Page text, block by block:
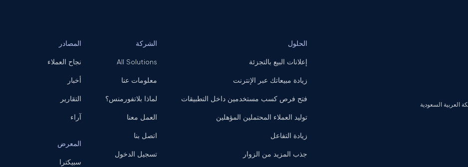
الحلول
إعلانات البيع بالتجزئة
زيادة مبيعاتك عبر الإنترنت
فتح فرص كسب مستخدمين داخل التطبيقات
توليد العملاء المحتملين المؤهلين
زيادة التفاعل
جذب المزيد من الزوار
الشركة
All Solutions
معلومات عنا
لماذا بلاتفورمنس؟
العمل معنا
اتصل بنا
تسجيل الدخول
المصادر
نجاح العملاء
أخبار
التقارير
آراء
المعرض
سبيكترا